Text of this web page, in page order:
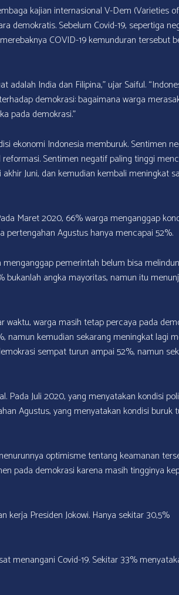
kajian internasional V-Dem (Varieties of
demokratis. Sebelum Covid-19, sepertiga
COVID-19 kemunduran tersebut
India dan Filipina,” ujar Saiful.
demokrasi: bagaimana warga
pada demokrasi.”
ekonomi Indonesia memburuk. Sentimen
Sentimen negatif paling tinggi
Juni, dan kemudian kembali meningkat
Maret 2020, 66% warga menganggap
Agustus hanya mencapai 52%.
pemerintah belum bisa
bukanlah angka mayoritas, namun itu
waktu, warga masih tetap percaya pada
namun kemudian sekarang meningkat lagi
sempat turun ampai 52%, namun
Pada Juli 2020, yang menyatakan kondisi
Agustus, yang menyatakan kondisi buruk
optimisme tentang keamanan
pada demokrasi karena masih tingginya
kerja Presiden Jokowi. Hanya sekitar 30,5%
menangani Covid-19. Sekitar 33%